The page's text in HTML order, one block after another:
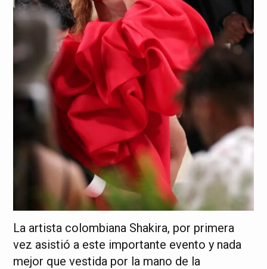
La artista colombiana Shakira, por primera
vez asistió a este importante evento y nada
mejor que vestida por la mano de la